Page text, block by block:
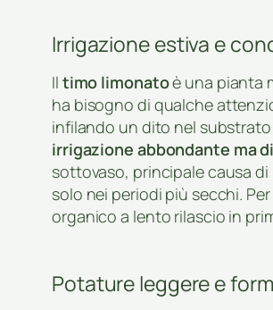
Irrigazione estiva e
Il timo limonatoè una pianta
ha bisogno di qualche
infilando un dito nel
irrigazione abbondante ma
sottovaso, principale causa
solo nei periodi più secchi.
organico a lento rilascio in
Potature leggere e